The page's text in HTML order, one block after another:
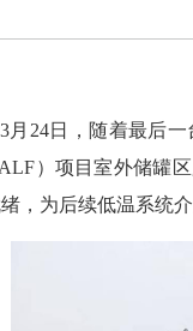
3月 24日，随着最后一
）项目室外储罐
，为后续低温系统